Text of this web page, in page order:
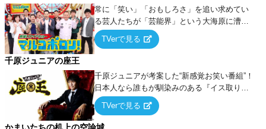
常に「笑い」「おもしろさ」を追い求めてい
る芸人たちが「芸能界」という大海原に漕ぎ
出でて、新たなオモシロ人間を発掘する！
TVerで見る
千原ジュニアの座王
千原ジュニアが考案した“新感覚お笑い番組”！
日本人なら誰もが馴染みのある『イス取りゲ
ーム』をベースに、大喜利・ギャグ・モノボ
ケ・歌…など様々なお題で芸人がショートネ
タを競い合う！
TVerで見る
かまいたちの机上の空論城